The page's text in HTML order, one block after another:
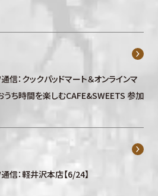
信：クックパッドマート＆オンラインマ
うち時間を楽しむCAFE&SWEETS 参加
信：軽井沢本店【6/24】